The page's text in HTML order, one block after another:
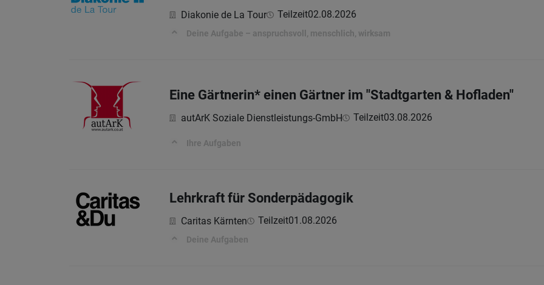
Diakonie de La Tour Teilzeit02.08.2026
Deine Aufgabe – anspruchsvoll, menschlich, wirksam
Eine Gärtnerin* einen Gärtner im "Stadtgarten & Hofladen"
autArK Soziale Dienstleistungs-GmbH Teilzeit03.08.2026
Ihre Aufgaben
Lehrkraft für Sonderpädagogik
Caritas Kärnten Teilzeit01.08.2026
Deine Aufgaben